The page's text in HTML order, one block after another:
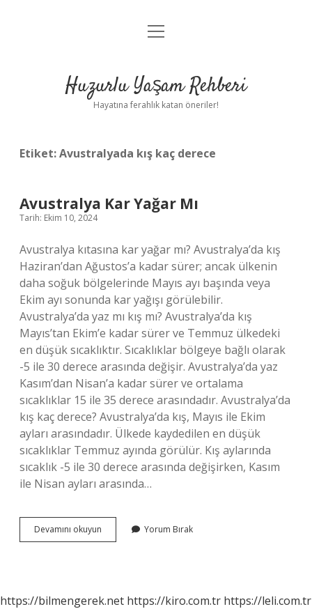
Anasayfa
Yasal Uyarı
menüyü
Huzurlu Yaşam Rehberi
Hayatına ferahlık katan öneriler!
Etiket:Avustralyada kış kaç derece
Avustralya Kar Yağar Mı
Tarih: Ekim 10, 2024
Avustralya kıtasına kar yağar mı? Avustralya’da kış
Haziran’dan Ağustos’a kadar sürer; ancak ülkenin
daha soğuk bölgelerinde Mayıs ayı başında veya
Ekim ayı sonunda kar yağışı görülebilir.
Avustralya’da yaz mı kış mı? Avustralya’da kış
Mayıs’tan Ekim’e kadar sürer ve Temmuz ülkedeki
en düşük sıcaklıktır. Sıcaklıklar bölgeye bağlı olarak
-5 ile 30 derece arasında değişir. Avustralya’da yaz
Kasım’dan Nisan’a kadar sürer ve ortalama
sıcaklıklar 15 ile 35 derece arasındadır. Avustralya’da
kış kaç derece? Avustralya’da kış, Mayıs ile Ekim
ayları arasındadır. Ülkede kaydedilen en düşük
sıcaklıklar Temmuz ayında görülür. Kış aylarında
sıcaklık -5 ile 30 derece arasında değişirken, Kasım
ile Nisan ayları arasında…
Devamını okuyun Avustralya
Kar
Yorum Bırak
https://bilmengerek.net https://kiro.com.tr https://leli.com.tr